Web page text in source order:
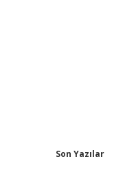
Son Yazılar